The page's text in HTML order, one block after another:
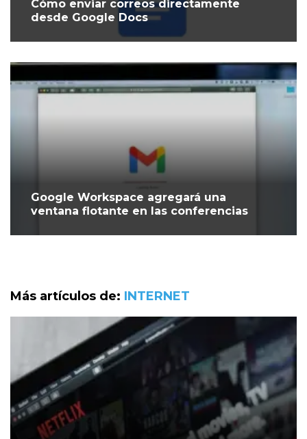
Cómo enviar correos directamente
desde Google Docs
Google Workspace agregará una
ventana flotante en las conferencias
Más artículos de: INTERNET